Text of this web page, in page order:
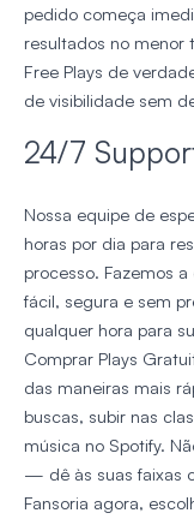
pedido começa
resultados no menor
Free Plays de
de visibilidade sem
24/7
Nossa equipe de
horas por dia para
processo. Fazemos
fácil, segura e sem
qualquer hora para
Comprar Plays
das maneiras mais
buscas, subir nas
música no Spotify.
— dê às suas faixas
Fansoria agora,